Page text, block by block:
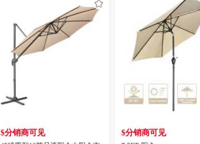
$分销商可见 $分销商可见